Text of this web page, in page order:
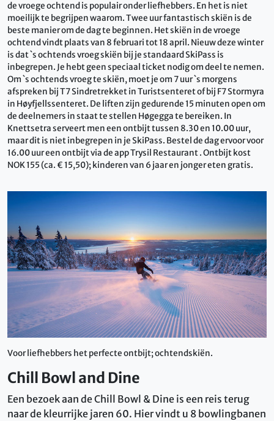
de vroege ochtend is populair onder liefhebbers. En het is niet
moeilijk te begrijpen waarom. Twee uur fantastisch skiën is de
beste manier om de dag te beginnen. Het skiën in de vroege
ochtend vindt plaats van 8 februari tot 18 april. Nieuw deze winter
is dat `s ochtends vroeg skiën bij je standaard SkiPass is
inbegrepen. Je hebt geen speciaal ticket nodig om deel te nemen.
Om `s ochtends vroeg te skiën, moet je om 7 uur `s morgens
afspreken bij T7 Sindretrekket in Turistsenteret of bij F7 Stormyra
in Høyfjellssenteret. De liften zijn gedurende 15 minuten open om
de deelnemers in staat te stellen Høgegga te bereiken. In
Knettsetra serveert men een ontbijt tussen 8.30 en 10.00 uur,
maar dit is niet inbegrepen in je SkiPass. Bestel de dag ervoor voor
16.00 uur een ontbijt via de app Trysil Restaurant . Ontbijt kost
NOK 155 (ca. € 15,50); kinderen van 6 jaar en jonger eten gratis.
Voor liefhebbers het perfecte ontbijt; ochtendskiën.
Chill Bowl and Dine
Een bezoek aan de Chill Bowl & Dine is een reis terug
naar de kleurrijke jaren 60. Hier vindt u 8 bowlingbanen